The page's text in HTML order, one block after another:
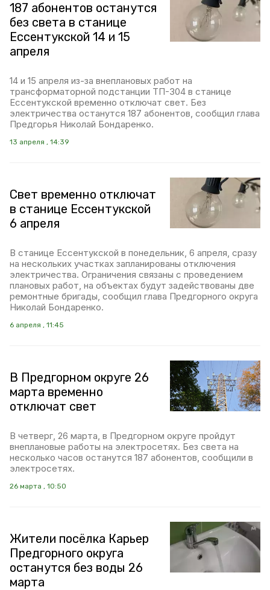
187 абонентов останутся
без света в станице
Ессентукской 14 и 15
апреля
14 и 15 апреля из-за внеплановых работ на
трансформаторной подстанции ТП-304 в станице
Ессентукской временно отключат свет. Без
электричества останутся 187 абонентов, сообщил глава
Предгорья Николай Бондаренко.
13 апреля , 14:39
Свет временно отключат
в станице Ессентукской
6 апреля
В станице Ессентукской в понедельник, 6 апреля, сразу
на нескольких участках запланированы отключения
электричества. Ограничения связаны с проведением
плановых работ, на объектах будут задействованы две
ремонтные бригады, сообщил глава Предгорного округа
Николай Бондаренко.
6 апреля , 11:45
В Предгорном округе 26
марта временно
отключат свет
В четверг, 26 марта, в Предгорном округе пройдут
внеплановые работы на электросетях. Без света на
несколько часов останутся 187 абонентов, сообщили в
электросетях.
26 марта , 10:50
Жители посёлка Карьер
Предгорного округа
останутся без воды 26
марта